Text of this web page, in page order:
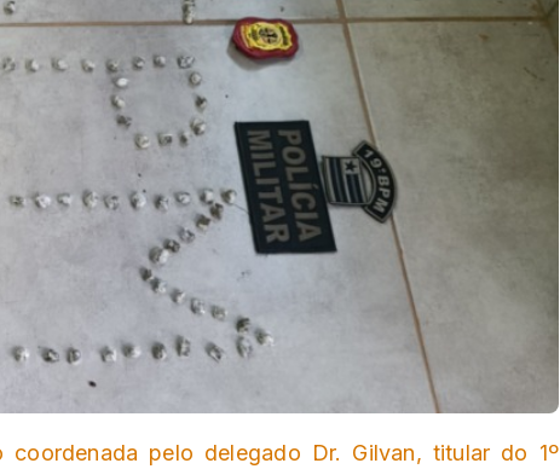
pelo delegado Dr. Gilvan, titular do 1º